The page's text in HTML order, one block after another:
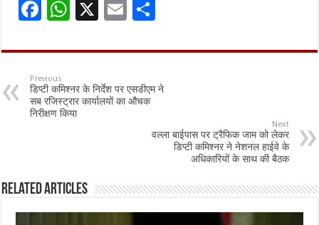
F
e
b
o
o
W
at
sA
p
p
X
E
ai ar
e
Previous
डिप्टी कमिश्नर के निर्देश पर एसडीएम ने
सब रजिस्ट्रार कार्यालयों का औचक
निरीक्षण किया
Next
वल्ला बाईपास पर ट्रैफिक जाम को लेकर
डिप्टी कमिश्नर ने नेशनल हाईवे के
अधिकारियों के साथ की बैठक
Related Articles